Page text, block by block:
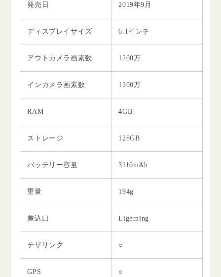
発売日 2019年9月
ディスプレイサイズ 6.1インチ
アウトカメラ画素数 1200万
インカメラ画素数 1200万
RAM 4GB
ストレージ 128GB
バッテリー容量 3110mAh
重量 194g
差込口 Lightning
テザリング ○
GPS ○